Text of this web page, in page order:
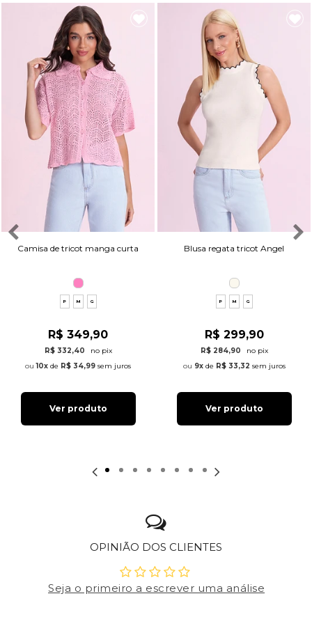
Camisa de tricot manga curta
P M G
R$ 349,90
R$ 332,40
no pix
10x de R$ 34,99 sem juros
Ver produto
Blusa regata tricot Angel
P M G
R$ 299,90
R$ 284,90
no pix
9xde R$ 33,32 sem juros
Ver produto
OPINIÃO DOS CLIENTES
Seja o primeiro a escrever uma análise